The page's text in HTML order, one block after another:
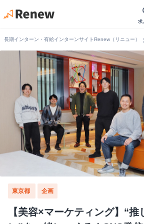
求
長期インターン・有給インターンサイトRenew（リニュー）
東京都 企画
【美容×マーケティング】“推